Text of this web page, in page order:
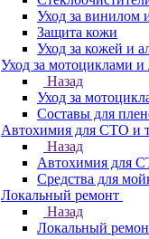
Уход за винилом
Защита кожи
Уход за кожей и
Уход за мотоциклами и
Назад
Уход за
Составы для
Автохимия для СТО и
Назад
Автохимия для
Средства для
Локальный ремонт
Назад
Локальный